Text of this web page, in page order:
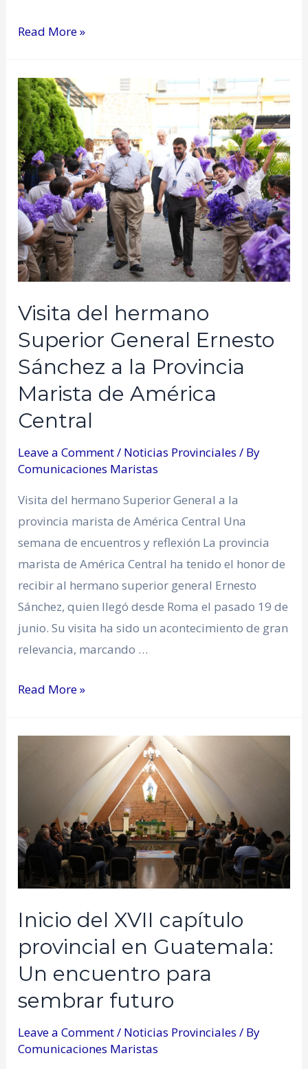
Read More »
Visita del hermano
Superior General Ernesto
Sánchez a la Provincia
Marista de América
Central
Leave a Comment/ Noticias Provinciales / By
Comunicaciones Maristas
Visita del hermano Superior General a la
provincia marista de América Central Una
semana de encuentros y reflexión La provincia
marista de América Central ha tenido el honor de
recibir al hermano superior general Ernesto
Sánchez, quien llegó desde Roma el pasado 19 de
junio. Su visita ha sido un acontecimiento de gran
relevancia, marcando …
Read More »
Inicio del XVII capítulo
provincial en Guatemala:
Un encuentro para
sembrar futuro
Leave a Comment/ Noticias Provinciales / By
Comunicaciones Maristas